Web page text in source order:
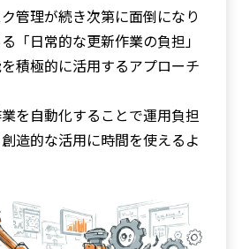
管理が続き次第に面倒になり
「日常的な更新作業の負担」
積極的に活用するアプローチ
を自動化することで運用負担
造的な活用に時間を使えるよ